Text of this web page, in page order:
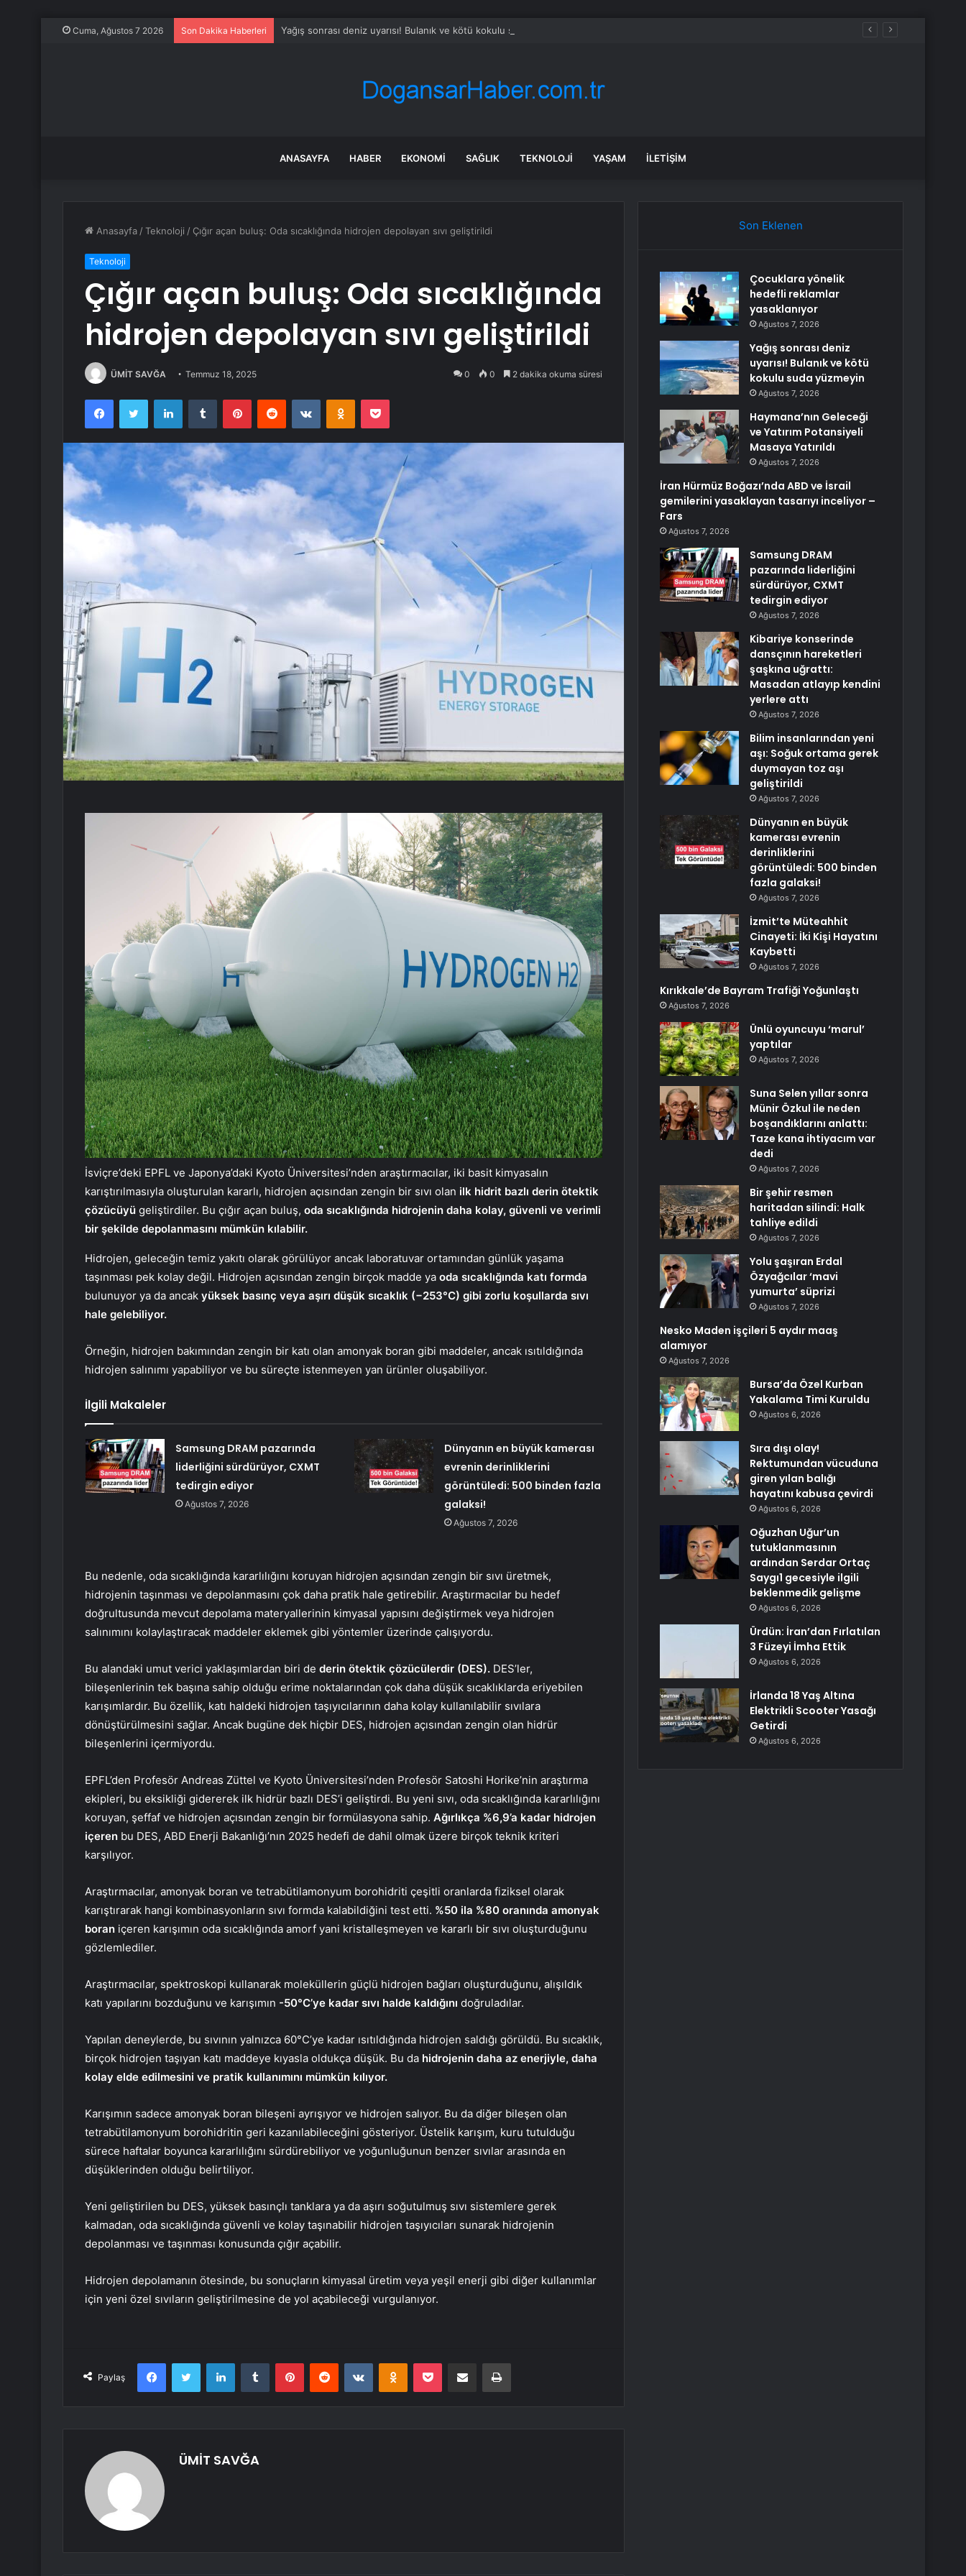
Cuma, Ağustos 7 2026 Son Dakika Haberleri Yağış sonrası deniz uyarısı! Bulanık ve kötü kokulu suda yüzmeyin
ANASAYFA HABER EKONOMI SAĞLIK TEKNOLOJI YAŞAM İLETIŞIM
Anasayfa /Teknoloji / Çığır açan buluş: Oda sıcaklığında hidrojen depolayan sıvı geliştirildi
Teknoloji
Çığır açan buluş: Oda sıcaklığında
hidrojen depolayan sıvı geliştirildi
ÜMİT SAVĞA Temmuz 18, 2025 0 0 2 dakika okuma süresi
FacebookTwitter LinkedInTumblr PinterestReddit VKontakteOdnoklassniki
Pocket
İsviçre’deki EPFL ve Japonya’daki Kyoto Üniversitesi’nden araştırmacılar, iki basit kimyasalın
karıştırılmasıyla oluşturulan kararlı, hidrojen açısından zengin bir sıvı olan ilk hidrit bazlı derin ötektik
çözücüyü geliştirdiler. Bu çığır açan buluş, oda sıcaklığında hidrojenin daha kolay, güvenli ve verimli
bir şekilde depolanmasını mümkün kılabilir.
Hidrojen, geleceğin temiz yakıtı olarak görülüyor ancak laboratuvar ortamından günlük yaşama
taşınması pek kolay değil. Hidrojen açısından zengin birçok madde ya oda sıcaklığında katı formda
bulunuyor ya da ancak yüksek basınç veya aşırı düşük sıcaklık (−253°C) gibi zorlu koşullarda sıvı
hale gelebiliyor.
Örneğin, hidrojen bakımından zengin bir katı olan amonyak boran gibi maddeler, ancak ısıtıldığında
hidrojen salınımı yapabiliyor ve bu süreçte istenmeyen yan ürünler oluşabiliyor.
İlgili Makaleler
Samsung DRAM pazarında
liderliğini sürdürüyor, CXMT
tedirgin ediyor
Ağustos 7, 2026
Dünyanın en büyük kamerası
evrenin derinliklerini
görüntüledi: 500 binden fazla
galaksi!
Ağustos 7, 2026
Bu nedenle, oda sıcaklığında kararlılığını koruyan hidrojen açısından zengin bir sıvı üretmek,
hidrojenin taşınması ve depolanmasını çok daha pratik hale getirebilir. Araştırmacılar bu hedef
doğrultusunda mevcut depolama materyallerinin kimyasal yapısını değiştirmek veya hidrojen
salınımını kolaylaştıracak maddeler eklemek gibi yöntemler üzerinde çalışıyordu.
Bu alandaki umut verici yaklaşımlardan biri de derin ötektik çözücülerdir (DES). DES’ler,
bileşenlerinin tek başına sahip olduğu erime noktalarından çok daha düşük sıcaklıklarda eriyebilen
karışımlardır. Bu özellik, katı haldeki hidrojen taşıyıcılarının daha kolay kullanılabilir sıvılara
dönüştürülmesini sağlar. Ancak bugüne dek hiçbir DES, hidrojen açısından zengin olan hidrür
bileşenlerini içermiyordu.
EPFL’den Profesör Andreas Züttel ve Kyoto Üniversitesi’nden Profesör Satoshi Horike’nin araştırma
ekipleri, bu eksikliği gidererek ilk hidrür bazlı DES’i geliştirdi. Bu yeni sıvı, oda sıcaklığında kararlılığını
koruyan, şeffaf ve hidrojen açısından zengin bir formülasyona sahip. Ağırlıkça %6,9’a kadar hidrojen
içeren bu DES, ABD Enerji Bakanlığı’nın 2025 hedefi de dahil olmak üzere birçok teknik kriteri
karşılıyor.
Araştırmacılar, amonyak boran ve tetrabütilamonyum borohidriti çeşitli oranlarda fiziksel olarak
karıştırarak hangi kombinasyonların sıvı formda kalabildiğini test etti. %50 ila %80 oranında amonyak
boran içeren karışımın oda sıcaklığında amorf yani kristalleşmeyen ve kararlı bir sıvı oluşturduğunu
gözlemlediler.
Araştırmacılar, spektroskopi kullanarak moleküllerin güçlü hidrojen bağları oluşturduğunu, alışıldık
katı yapılarını bozduğunu ve karışımın -50°C’ye kadar sıvı halde kaldığını doğruladılar.
Yapılan deneylerde, bu sıvının yalnızca 60°C’ye kadar ısıtıldığında hidrojen saldığı görüldü. Bu sıcaklık,
birçok hidrojen taşıyan katı maddeye kıyasla oldukça düşük. Bu da hidrojenin daha az enerjiyle, daha
kolay elde edilmesini ve pratik kullanımını mümkün kılıyor.
Karışımın sadece amonyak boran bileşeni ayrışıyor ve hidrojen salıyor. Bu da diğer bileşen olan
tetrabütilamonyum borohidritin geri kazanılabileceğini gösteriyor. Üstelik karışım, kuru tutulduğu
sürece haftalar boyunca kararlılığını sürdürebiliyor ve yoğunluğunun benzer sıvılar arasında en
düşüklerinden olduğu belirtiliyor.
Yeni geliştirilen bu DES, yüksek basınçlı tanklara ya da aşırı soğutulmuş sıvı sistemlere gerek
kalmadan, oda sıcaklığında güvenli ve kolay taşınabilir hidrojen taşıyıcıları sunarak hidrojenin
depolanması ve taşınması konusunda çığır açabilir.
Hidrojen depolamanın ötesinde, bu sonuçların kimyasal üretim veya yeşil enerji gibi diğer kullanımlar
için yeni özel sıvıların geliştirilmesine de yol açabileceği vurgulanıyor.
Paylaş
FacebookTwitter LinkedInTumblr PinterestReddit VKontakteOdnoklassniki
Pocket E-Posta ile paylaş Yazdır
ÜMİT SAVĞA
Son Eklenen
Çocuklara yönelik
hedefli reklamlar
yasaklanıyor
Ağustos 7, 2026
Yağış sonrası deniz
uyarısı! Bulanık ve kötü
kokulu suda yüzmeyin
Ağustos 7, 2026
Haymana’nın Geleceği
ve Yatırım Potansiyeli
Masaya Yatırıldı
Ağustos 7, 2026
İran Hürmüz Boğazı’nda ABD ve İsrail
gemilerini yasaklayan tasarıyı inceliyor –
Fars
Ağustos 7, 2026
Samsung DRAM
pazarında liderliğini
sürdürüyor, CXMT
tedirgin ediyor
Ağustos 7, 2026
Kibariye konserinde
dansçının hareketleri
şaşkına uğrattı:
Masadan atlayıp kendini
yerlere attı
Ağustos 7, 2026
Bilim insanlarından yeni
aşı: Soğuk ortama gerek
duymayan toz aşı
geliştirildi
Ağustos 7, 2026
Dünyanın en büyük
kamerası evrenin
derinliklerini
görüntüledi: 500 binden
fazla galaksi!
Ağustos 7, 2026
İzmit’te Müteahhit
Cinayeti: İki Kişi Hayatını
Kaybetti
Ağustos 7, 2026
Kırıkkale’de Bayram Trafiği Yoğunlaştı
Ağustos 7, 2026
Ünlü oyuncuyu ‘marul’
yaptılar
Ağustos 7, 2026
Suna Selen yıllar sonra
Münir Özkul ile neden
boşandıklarını anlattı:
Taze kana ihtiyacım var
dedi
Ağustos 7, 2026
Bir şehir resmen
haritadan silindi: Halk
tahliye edildi
Ağustos 7, 2026
Yolu şaşıran Erdal
Özyağcılar ‘mavi
yumurta’ süprizi
Ağustos 7, 2026
Nesko Maden işçileri 5 aydır maaş
alamıyor
Ağustos 7, 2026
Bursa’da Özel Kurban
Yakalama Timi Kuruldu
Ağustos 6, 2026
Sıra dışı olay!
Rektumundan vücuduna
giren yılan balığı
hayatını kabusa çevirdi
Ağustos 6, 2026
Oğuzhan Uğur’un
tutuklanmasının
ardından Serdar Ortaç
Saygı1 gecesiyle ilgili
beklenmedik gelişme
Ağustos 6, 2026
Ürdün: İran’dan Fırlatılan
3 Füzeyi İmha Ettik
Ağustos 6, 2026
İrlanda 18 Yaş Altına
Elektrikli Scooter Yasağı
Getirdi
Ağustos 6, 2026